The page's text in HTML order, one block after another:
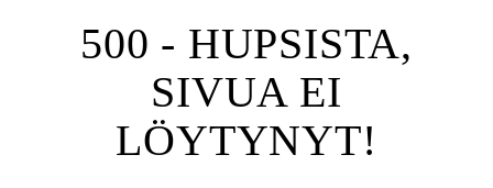
500 - HUPSISTA,
SIVUA EI
LÖYTYNYT!